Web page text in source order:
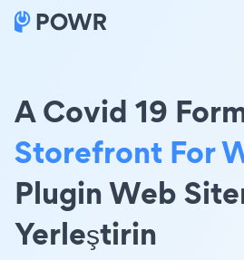
A Covid 19
Storefront For
Plugin Web
Yerleştirin